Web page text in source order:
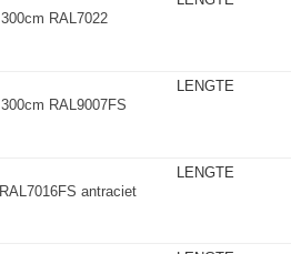
RAL7022
RAL9007FS
LENGTE
antraciet
LENGTE